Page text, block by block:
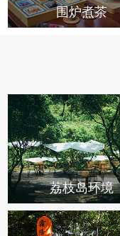
围炉煮茶
荔枝岛环境